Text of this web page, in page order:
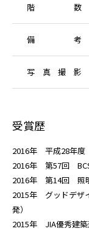
階 数
備 考
写 真 撮 影
受賞歴
2016年 平成28年度
2016年 第57回 BCS
2016年 第14回 照明
2015年 グッドデザ
発）
2015年 JIA優秀建